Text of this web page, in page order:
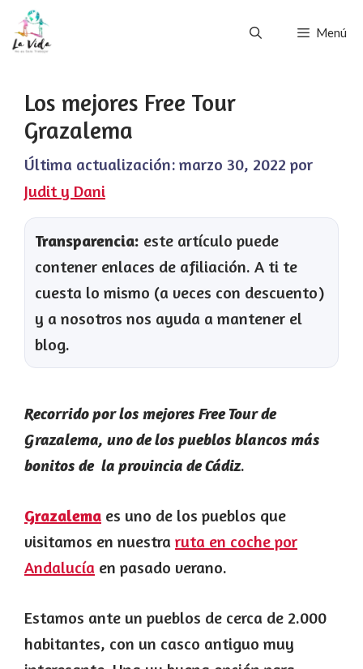
Saltar
Menú
Los mejores Free Tour
Grazalema
Última actualización: marzo 30, 2022 por
Judit y Dani
Transparencia: este artículo puede
contener enlaces de afiliación. A ti te
cuesta lo mismo (a veces con descuento)
y a nosotros nos ayuda a mantener el
blog.
Recorrido por los mejores Free Tour de
Grazalema, uno de los pueblos blancos más
bonitos de la provincia de Cádiz.
Grazalema es uno de los pueblos que
visitamos en nuestra ruta en coche por
Andalucía en pasado verano.
Estamos ante un pueblos de cerca de 2.000
habitantes, con un casco antiguo muy